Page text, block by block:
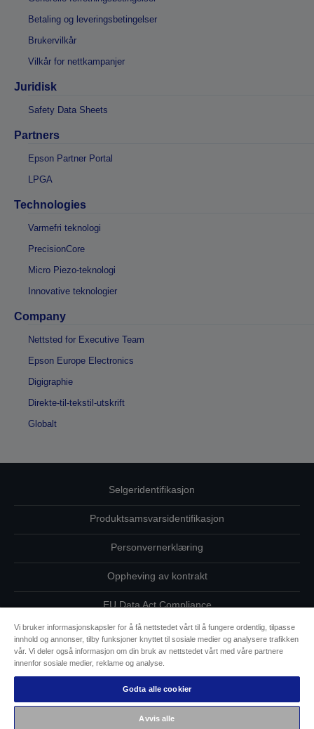
Betaling og leveringsbetingelser
Brukervilkår
Vilkår for nettkampanjer
Juridisk
Safety Data Sheets
Partners
Epson Partner Portal
LPGA
Technologies
Varmefri teknologi
PrecisionCore
Micro Piezo-teknologi
Innovative teknologier
Company
Nettsted for Executive Team
Epson Europe Electronics
Digigraphie
Direkte-til-tekstil-utskrift
Globalt
Selgeridentifikasjon
Produktsamsvarsidentifikasjon
Personvernerklæring
Oppheving av kontrakt
EU Data Act Compliance
Ta kontakt med oss vedrørende personopplysningene dine
Informasjon om informasjonskapsler
Epsons forpliktelse til tilgjengelighet
Vi bruker informasjonskapsler for å få nettstedet vårt til å fungere ordentlig, tilpasse
innhold og annonser, tilby funksjoner knyttet til sosiale medier og analysere trafikken
vår. Vi deler også informasjon om din bruk av nettstedet vårt med våre partnere
innenfor sosiale medier, reklame og analyse.
Godta alle cookier
Avvis alle